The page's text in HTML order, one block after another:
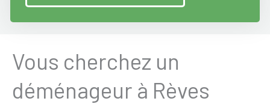
Vous cherchez un
déménageur à Rèves